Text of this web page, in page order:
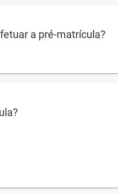
a pré-matrícula?